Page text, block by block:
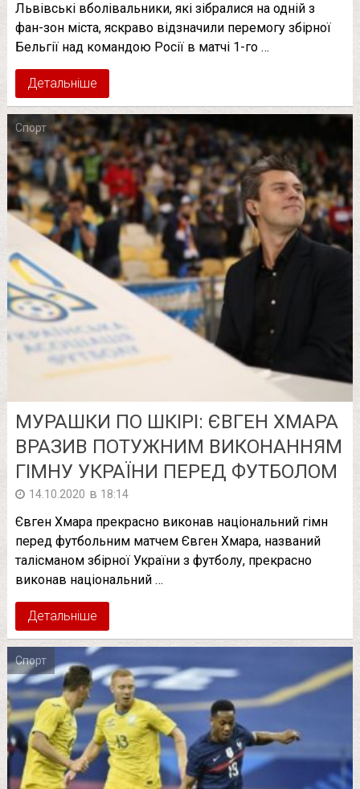
Львівські вболівальники, які зібралися на одній з
фан-зон міста, яскраво відзначили перемогу збірної
Бельгії над командою Росії в матчі 1-го …
Детальніше
Спорт
МУРАШКИ ПО ШКІРІ: ЄВГЕН ХМАРА
ВРАЗИВ ПОТУЖНИМ ВИКОНАННЯМ
ГІМНУ УКРАЇНИ ПЕРЕД ФУТБОЛОМ
14.10.2020 в 18:14
Євген Хмара прекрасно виконав національний гімн
перед футбольним матчем Євген Хмара, названий
талісманом збірної України з футболу, прекрасно
виконав національний …
Детальніше
Спорт